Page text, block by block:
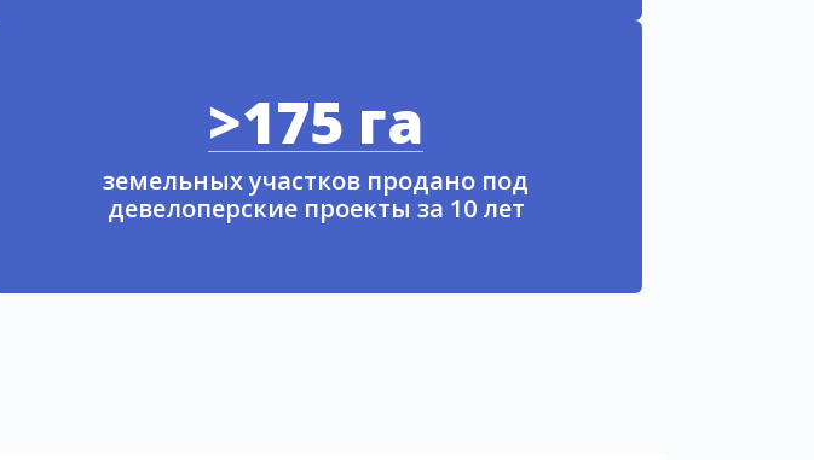
>175 га
земельных участков продано под
девелоперские проекты за 10 лет